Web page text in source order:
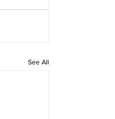
See All